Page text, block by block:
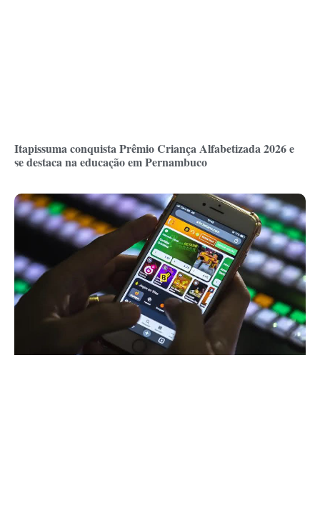
Itapissuma conquista Prêmio Criança Alfabetizada 2026 e
se destaca na educação em Pernambuco